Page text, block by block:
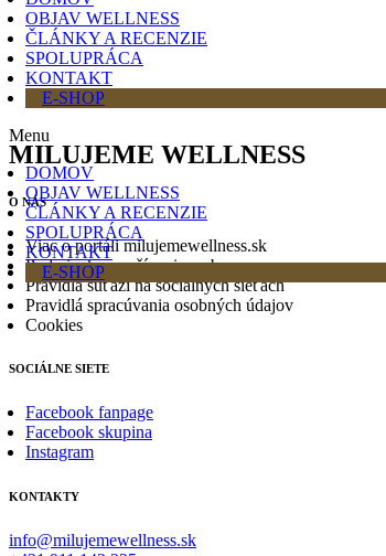
OBJAV WELLNESS
ČLÁNKY A RECENZIE
SPOLUPRÁCA
KONTAKT
E-SHOP
Menu
DOMOV
OBJAV WELLNESS
ČLÁNKY A RECENZIE
SPOLUPRÁCA
KONTAKT
E-SHOP
MILUJEME WELLNESS
O NÁS
Viac o portáli milujemewellness.sk
Podmienky používania webu
Pravidlá súťaží na sociálnych sieťach
Pravidlá spracúvania osobných údajov
Cookies
SOCIÁLNE SIETE
Facebook fanpage
Facebook skupina
Instagram
KONTAKTY
info@milujemewellness.sk